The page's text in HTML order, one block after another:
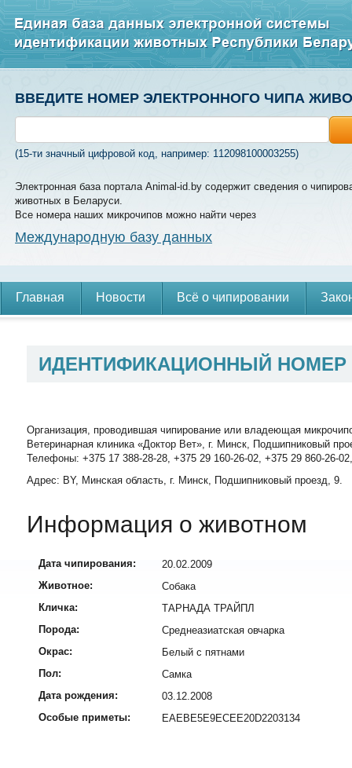
ВВЕДИТЕ НОМЕР ЭЛЕКТРОННОГО ЧИПА
(15-ти значный цифровой код, например: 112098100003255)
Электронная база портала Animal-id.by содержит сведения о
животных в Беларуси.
Все номера наших микрочипов можно найти через
Международную базу данных
Главная Новости Всё о чипировании
ИДЕНТИФИКАЦИОННЫЙ
Организация, проводившая чипирование или владеющая
Ветеринарная клиника «Доктор Вет», г. Минск, Подшипниковый
Телефоны: +375 17 388-28-28, +375 29 160-26-02, +375 29 860-26-
Адрес: BY, Минская область, г. Минск, Подшипниковый проезд, 9.
Информация о животном
Дата чипирования:
20.02.2009
Животное:
Собака
Кличка:
ТАРНАДА ТРАЙПЛ
Порода:
Среднеазиатская овчарка
Окрас:
Белый с пятнами
Пол:
Самка
Дата рождения:
03.12.2008
Особые приметы:
EAEBE5E9ECEE20D2203134